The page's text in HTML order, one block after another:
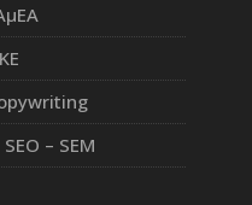
– SEM